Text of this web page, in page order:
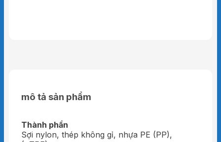
mô tả sản phẩm
Thành phần
Sợi nylon, thép không gỉ, nhựa PE (PP),